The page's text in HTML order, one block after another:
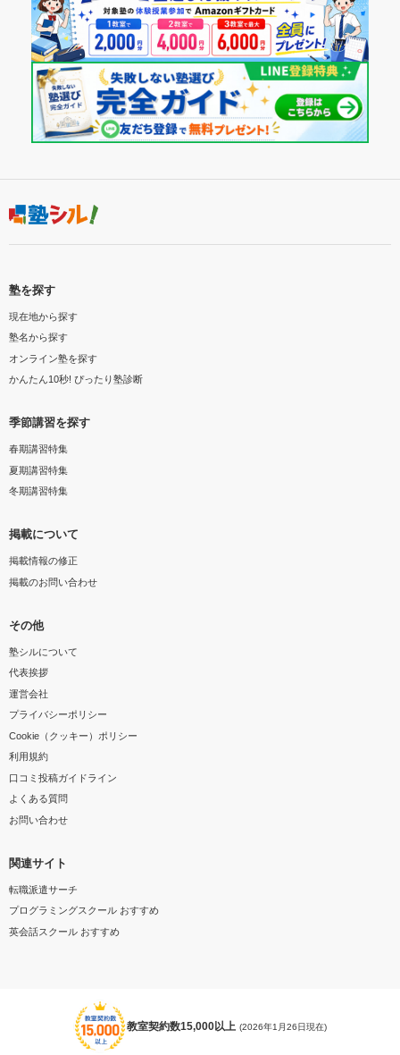
塾を探す
現在地から探す
塾名から探す
オンライン塾を探す
かんたん10秒! ぴったり塾診断
季節講習を探す
春期講習特集
夏期講習特集
冬期講習特集
掲載について
掲載情報の修正
掲載のお問い合わせ
その他
塾シルについて
代表挨拶
運営会社
プライバシーポリシー
Cookie（クッキー）ポリシー
利用規約
口コミ投稿ガイドライン
よくある質問
お問い合わせ
関連サイト
転職派遣サーチ
プログラミングスクール おすすめ
英会話スクール おすすめ
教室契約数15,000以上 (2026年1月26日現在)